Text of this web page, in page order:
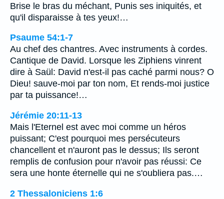
Brise le bras du méchant, Punis ses iniquités, et
qu'il disparaisse à tes yeux!…
Psaume 54:1-7
Au chef des chantres. Avec instruments à cordes.
Cantique de David. Lorsque les Ziphiens vinrent
dire à Saül: David n'est-il pas caché parmi nous? O
Dieu! sauve-moi par ton nom, Et rends-moi justice
par ta puissance!…
Jérémie 20:11-13
Mais l'Eternel est avec moi comme un héros
puissant; C'est pourquoi mes persécuteurs
chancellent et n'auront pas le dessus; Ils seront
remplis de confusion pour n'avoir pas réussi: Ce
sera une honte éternelle qui ne s'oubliera pas.…
2 Thessaloniciens 1:6